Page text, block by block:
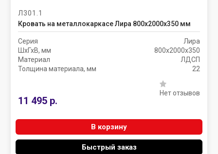
Л301.1
Кровать на металлокаркасе Лира 800х2000х350 мм
Серия
Лира
ШхГхВ, мм
800х2000х350
Материал
ЛДСП
Толщина материала, мм
22
11 495 р.
Нет отзывов
В корзину
Быстрый заказ